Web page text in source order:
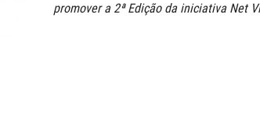
promover a 2ª Edição da iniciativa Net